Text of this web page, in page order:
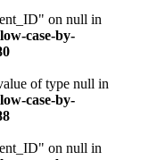
on null in
case-by-
of type null in
case-by-
on null in